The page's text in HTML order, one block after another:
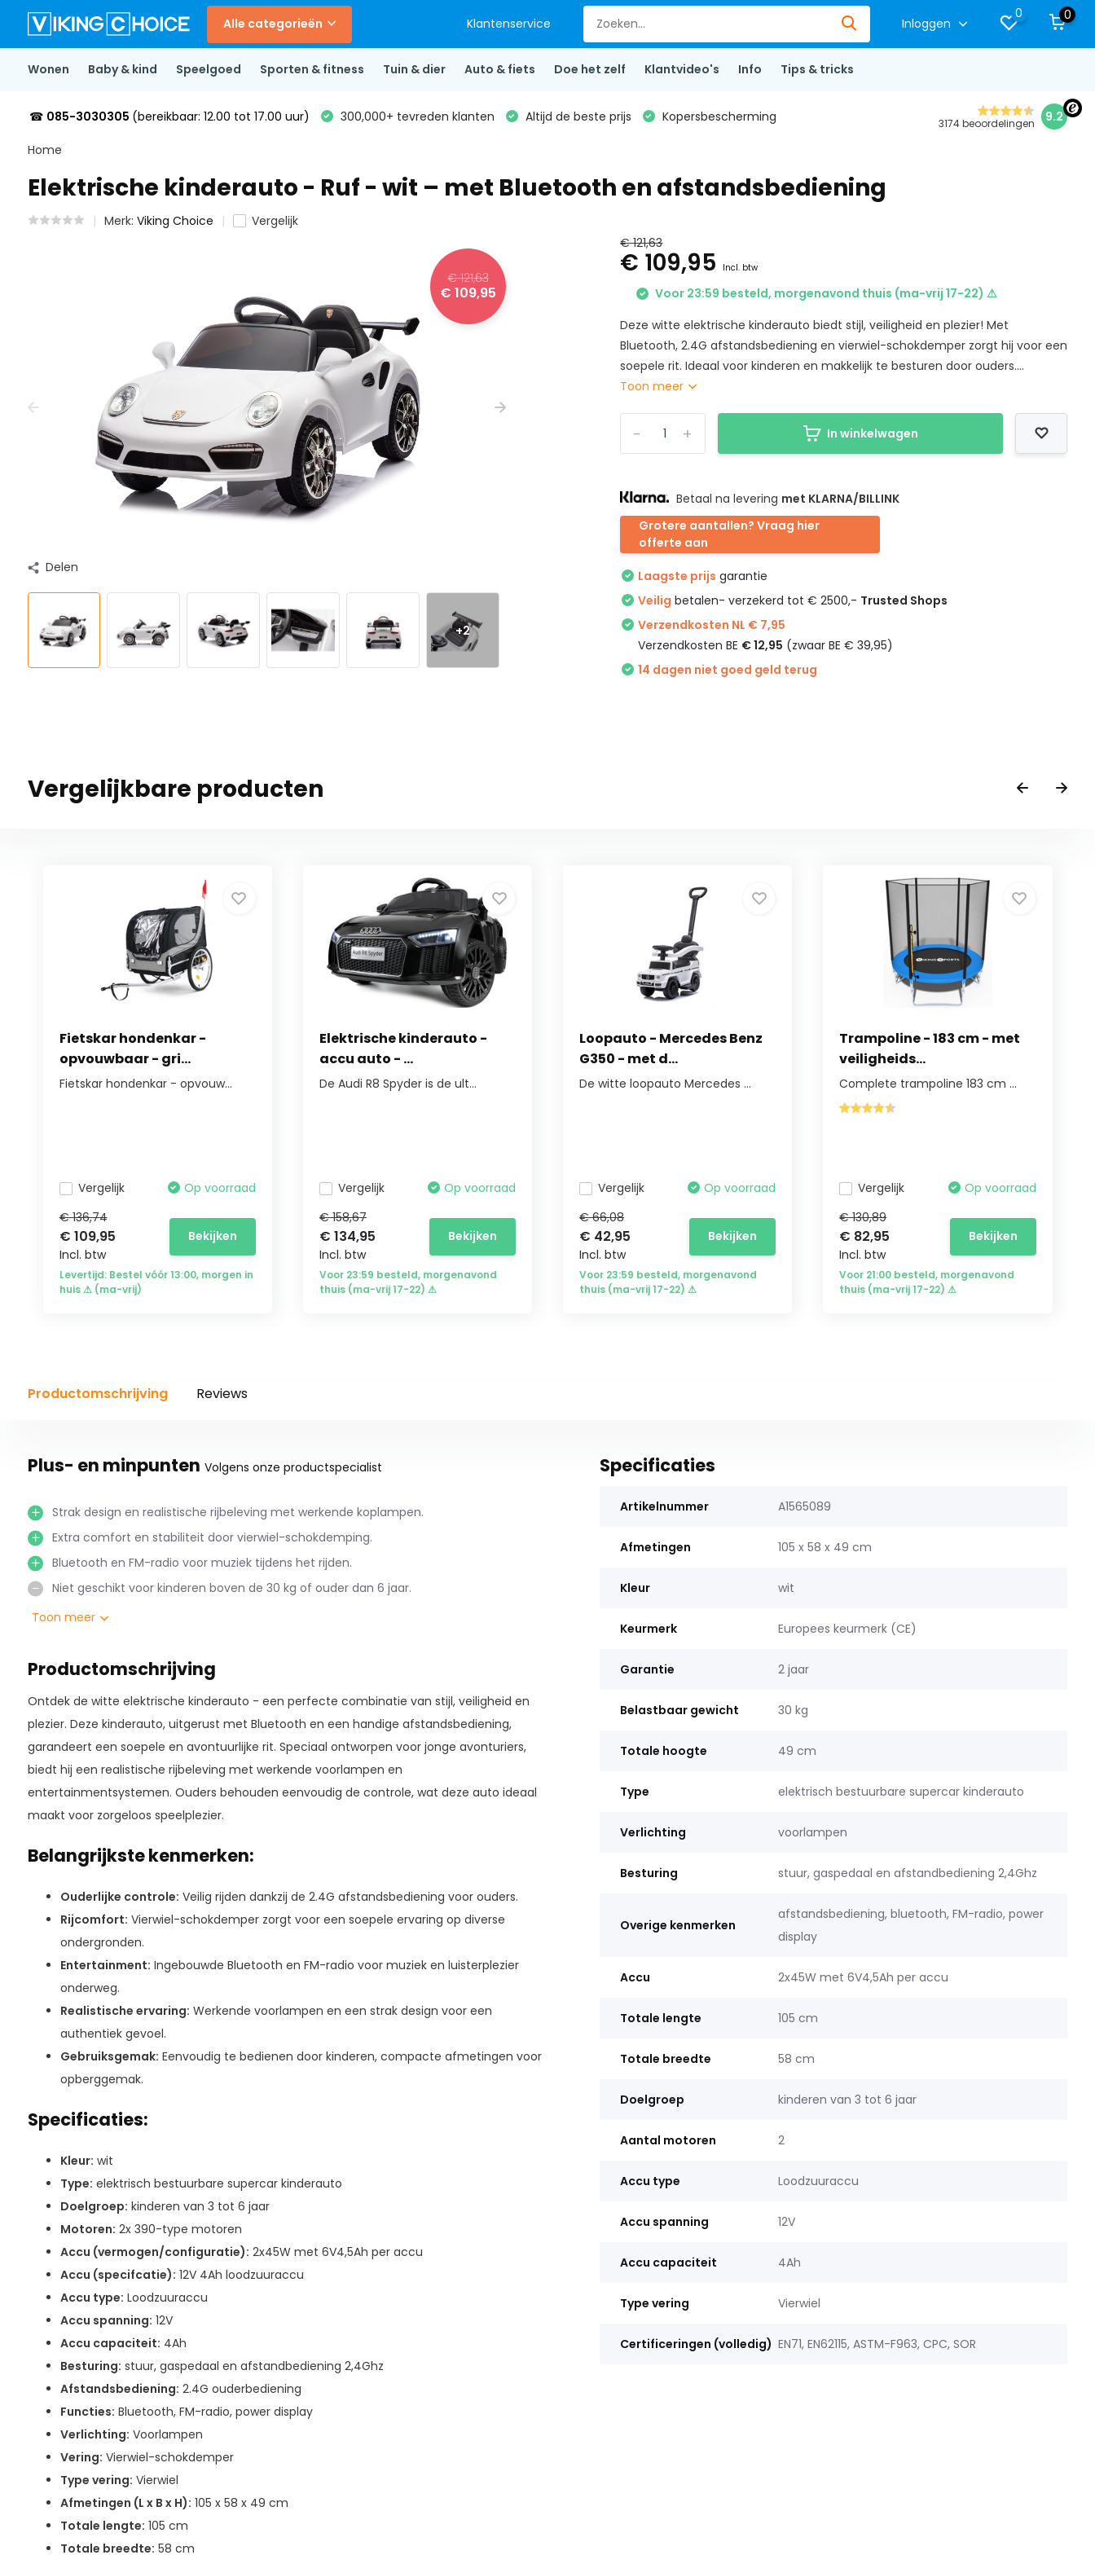
Alle categorieën Klantenservice Inloggen
0 0
Wonen Baby & kind Speelgoed Sporten & fitness Tuin & dier Auto & fiets Doe het zelf Klantvideo's Info Tips & tricks
☎ 085-3030305 (bereikbaar: 12.00 tot 17.00 uur) 300,000+ tevreden klanten Altijd de beste prijs Kopersbescherming 3174 beoordelingen 9.2
Home
Elektrische kinderauto - Ruf - wit – met Bluetooth en afstandsbediening
Merk: Viking Choice Vergelijk
€ 121,63
€ 109,95
Delen
+2
€ 121,63
€ 109,95 Incl. btw
Voor 23:59 besteld, morgenavond thuis (ma-vrij 17-22) ⚠
Deze witte elektrische kinderauto biedt stijl, veiligheid en plezier! Met
Bluetooth, 2.4G afstandsbediening en vierwiel-schokdemper zorgt hij voor een
soepele rit. Ideaal voor kinderen en makkelijk te besturen door ouders....
Toon meer
+
- In winkelwagen
Betaal na levering met KLARNA/BILLINK
Grotere aantallen? Vraag hier
offerte aan
Laagste prijs garantie
Veilig betalen- verzekerd tot € 2500,- Trusted Shops
Verzendkosten NL € 7,95
Verzendkosten BE € 12,95 (zwaar BE € 39,95)
14 dagen niet goed geld terug
Vergelijkbare producten
Fietskar hondenkar -
opvouwbaar - gri...
Fietskar hondenkar - opvouw...
Vergelijk
Op voorraad
€ 136,74
€ 109,95
Incl. btw
Bekijken
Levertijd: Bestel vóór 13:00, morgen in
huis ⚠ (ma-vrij)
Elektrische kinderauto -
accu auto - ...
De Audi R8 Spyder is de ult...
Vergelijk
Op voorraad
€ 158,67
€ 134,95
Incl. btw
Bekijken
Voor 23:59 besteld, morgenavond
thuis (ma-vrij 17-22) ⚠
Loopauto - Mercedes Benz
G350 - met d...
De witte loopauto Mercedes ...
Vergelijk
Op voorraad
€ 66,08
€ 42,95
Incl. btw
Bekijken
Voor 23:59 besteld, morgenavond
thuis (ma-vrij 17-22) ⚠
Trampoline - 183 cm - met
veiligheids...
Complete trampoline 183 cm ...
Vergelijk
Op voorraad
€ 130,89
€ 82,95
Incl. btw
Bekijken
Voor 21:00 besteld, morgenavond
thuis (ma-vrij 17-22) ⚠
Productomschrijving Reviews
Plus- en minpunten Volgens onze productspecialist
Strak design en realistische rijbeleving met werkende koplampen.
Extra comfort en stabiliteit door vierwiel-schokdemping.
Bluetooth en FM-radio voor muziek tijdens het rijden.
Niet geschikt voor kinderen boven de 30 kg of ouder dan 6 jaar.
Toon meer
Productomschrijving
Ontdek de witte elektrische kinderauto - een perfecte combinatie van stijl, veiligheid en
plezier. Deze kinderauto, uitgerust met Bluetooth en een handige afstandsbediening,
garandeert een soepele en avontuurlijke rit. Speciaal ontworpen voor jonge avonturiers,
biedt hij een realistische rijbeleving met werkende voorlampen en
entertainmentsystemen. Ouders behouden eenvoudig de controle, wat deze auto ideaal
maakt voor zorgeloos speelplezier.
Belangrijkste kenmerken:
Ouderlijke controle: Veilig rijden dankzij de 2.4G afstandsbediening voor ouders.
Rijcomfort: Vierwiel-schokdemper zorgt voor een soepele ervaring op diverse
ondergronden.
Entertainment: Ingebouwde Bluetooth en FM-radio voor muziek en luisterplezier
onderweg.
Realistische ervaring: Werkende voorlampen en een strak design voor een
authentiek gevoel.
Gebruiksgemak: Eenvoudig te bedienen door kinderen, compacte afmetingen voor
opberggemak.
Specificaties:
Kleur: wit
Type: elektrisch bestuurbare supercar kinderauto
Doelgroep: kinderen van 3 tot 6 jaar
Motoren: 2x 390-type motoren
Accu (vermogen/configuratie): 2x45W met 6V4,5Ah per accu
Accu (specifcatie): 12V 4Ah loodzuuraccu
Accu type: Loodzuuraccu
Accu spanning: 12V
Accu capaciteit: 4Ah
Besturing: stuur, gaspedaal en afstandbediening 2,4Ghz
Afstandsbediening: 2.4G ouderbediening
Functies: Bluetooth, FM-radio, power display
Verlichting: Voorlampen
Vering: Vierwiel-schokdemper
Type vering: Vierwiel
Afmetingen (L x B x H): 105 x 58 x 49 cm
Totale lengte: 105 cm
Totale breedte: 58 cm
Specificaties
Artikelnummer A1565089
Afmetingen 105 x 58 x 49 cm
Kleur wit
Keurmerk Europees keurmerk (CE)
Garantie 2 jaar
Belastbaar gewicht 30 kg
Totale hoogte 49 cm
Type elektrisch bestuurbare supercar kinderauto
Verlichting voorlampen
Besturing stuur, gaspedaal en afstandbediening 2,4Ghz
Overige kenmerken
afstandsbediening, bluetooth, FM-radio, power
display
Accu 2x45W met 6V4,5Ah per accu
Totale lengte 105 cm
Totale breedte 58 cm
Doelgroep kinderen van 3 tot 6 jaar
Aantal motoren 2
Accu type Loodzuuraccu
Accu spanning 12V
Accu capaciteit 4Ah
Type vering Vierwiel
Certificeringen (volledig) EN71, EN62115, ASTM-F963, CPC, SOR